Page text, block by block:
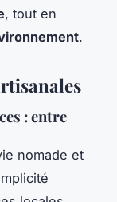
, tout en
.
: entre
nomade et